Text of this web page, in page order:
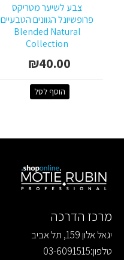
צבע לשיער מטריקס
פרופשיונל הגוונים הטבעיים
Blended Natural
Collection
₪40.00
הוסף לסל
מרכז הדרכה
יגאל אלון 159, תל אביב
טלפון:03-6091515